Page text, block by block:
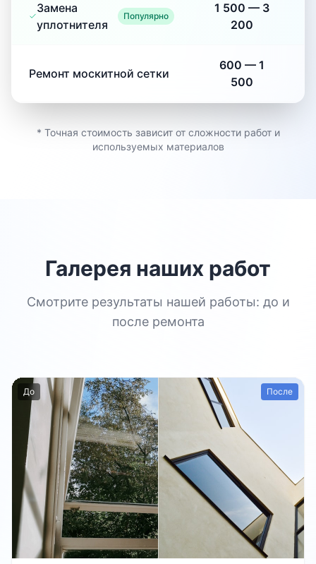
Замена
уплотнителя
Популярно
1 500 — 3
200
Ремонт москитной сетки
600 — 1
500
* Точная стоимость зависит от сложности работ и
используемых материалов
Галерея наших работ
Смотрите результаты нашей работы: до и
после ремонта
До После